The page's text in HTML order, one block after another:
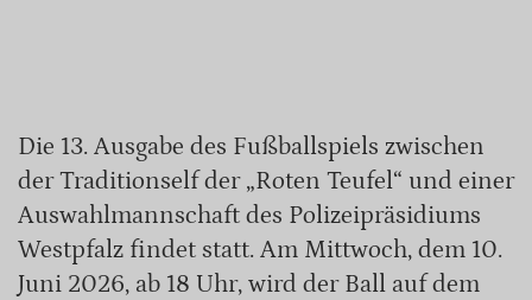
Die 13. Ausgabe des Fußballspiels zwischen
der Traditionself der „Roten Teufel“ und einer
Auswahlmannschaft des Polizeipräsidiums
Westpfalz findet statt. Am Mittwoch, dem 10.
Juni 2026, ab 18 Uhr, wird der Ball auf dem